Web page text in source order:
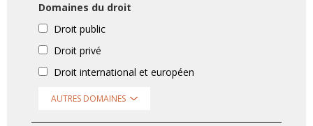
Domaines du droit
Droit public
Droit privé
Droit international et européen
AUTRES DOMAINES